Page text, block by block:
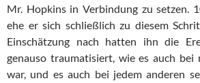
Mr. Hopkins in Verbindung zu setzen.
ehe er sich schließlich zu diesem
Einschätzung nach hatten ihn die
genauso traumatisiert, wie es auch bei
war, und es auch bei jedem anderen